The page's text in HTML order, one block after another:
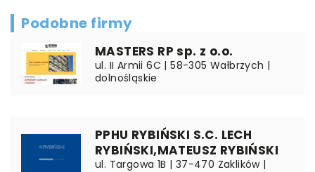
Podobne firmy
MASTERS RP sp. z o.o.
ul. II Armii 6C | 58-305 Wałbrzych |
dolnośląskie
PPHU RYBIŃSKI S.C. LECH
RYBIŃSKI,MATEUSZ RYBIŃSKI
ul. Targowa 1B | 37-470 Zaklików |